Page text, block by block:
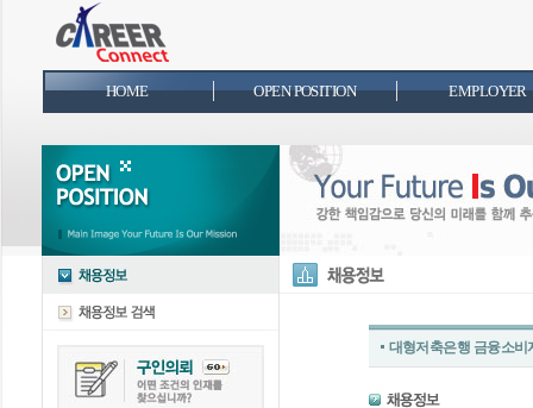
HOME OPEN POSITION EMPLOYER
대형저축은행 금융소